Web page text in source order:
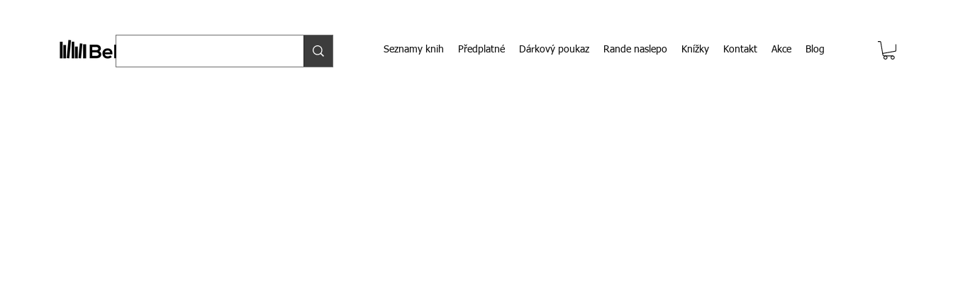
Seznamy knih Předplatné Dárkový poukaz Rande naslepo Knížky Kontakt Akce Blog